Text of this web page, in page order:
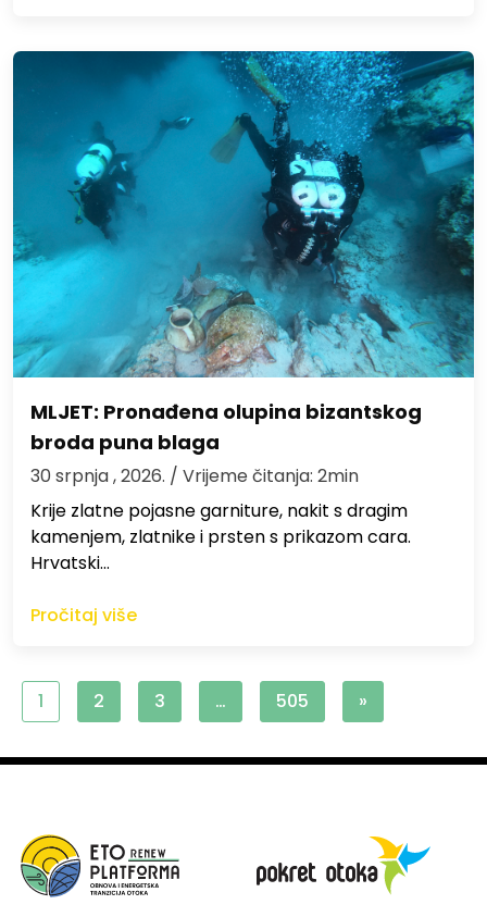
MLJET: Pronađena olupina bizantskog
broda puna blaga
30 srpnja , 2026. / Vrijeme čitanja: 2min
Krije zlatne pojasne garniture, nakit s dragim
kamenjem, zlatnike i prsten s prikazom cara.
Hrvatski…
Pročitaj više
1 2 3 … 505 »